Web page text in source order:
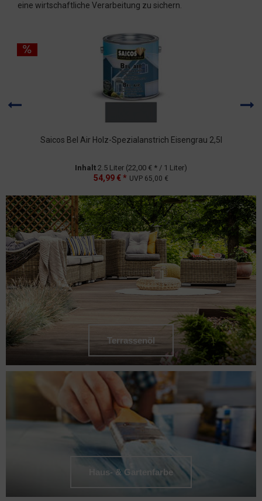
Saicos Bel Air Holz-Spezialanstrich Eisengrau 2,5l
Inhalt 2.5 Liter (22,00 € * / 1 Liter)
54,99 € * UVP 65,00 €
eine wirtschaftliche Verarbeitung zu sichern.
Haus- & Gartenfarbe
Terrassenöl